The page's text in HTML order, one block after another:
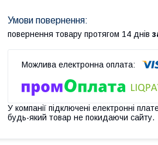
повернення товару протягом 14 днів
У компанії підключені електронні
будь-який товар не покидаючи сайту.